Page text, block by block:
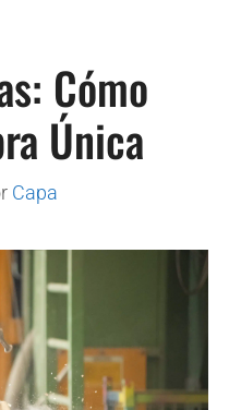
Cómo
Única
Capa